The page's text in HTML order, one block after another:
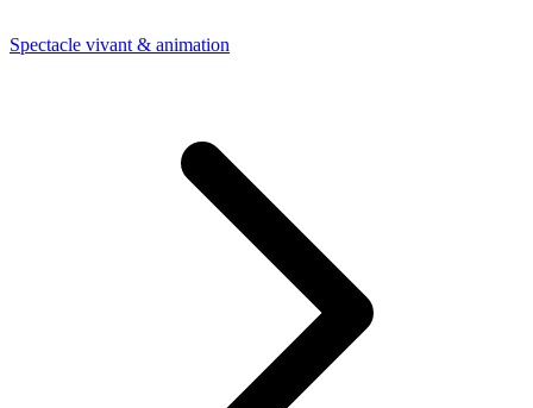
Spectacle vivant & animation